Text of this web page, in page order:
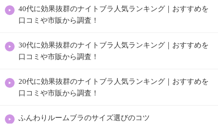
40代に効果抜群のナイトブラ人気ランキング｜おすすめを
口コミや市販から調査！
30代に効果抜群のナイトブラ人気ランキング｜おすすめを
口コミや市販から調査！
20代に効果抜群のナイトブラ人気ランキング｜おすすめを
口コミや市販から調査！
ふんわりルームブラのサイズ選びのコツ